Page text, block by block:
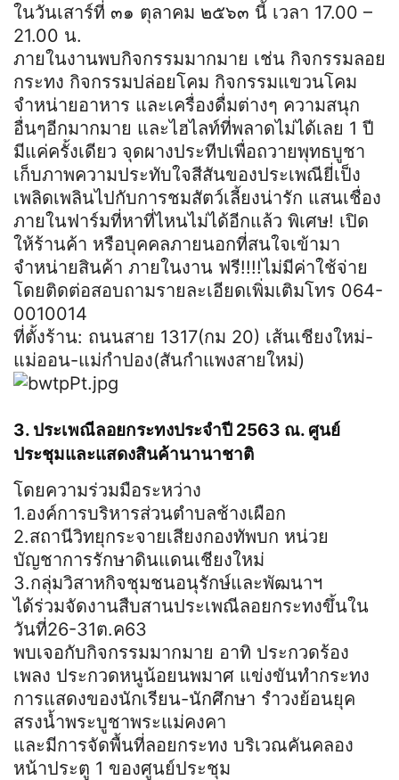
ในวันเสาร์ที่ ๓๑ ตุลาคม ๒๕๖๓ นี้ เวลา 17.00 –
21.00 น.
ภายในงานพบกิจกรรมมากมาย เช่น กิจกรรมลอย
กระทง กิจกรรมปล่อยโคม กิจกรรมแขวนโคม
จำหน่ายอาหาร และเครื่องดื่มต่างๆ ความสนุก
อื่นๆอีกมากมาย และไฮไลท์ที่พลาดไม่ได้เลย 1 ปี
มีแค่ครั้งเดียว จุดผางประทีปเพื่อถวายพุทธบูชา
เก็บภาพความประทับใจสีสันของประเพณียี่เป็ง
เพลิดเพลินไปกับการชมสัตว์เลี้ยงน่ารัก แสนเชื่อง
ภายในฟาร์มที่หาที่ไหนไม่ได้อีกแล้ว พิเศษ! เปิด
ให้ร้านค้า หรือบุคคลภายนอกที่สนใจเข้ามา
จำหน่ายสินค้า ภายในงาน ฟรี!!!!ไม่มีค่าใช้จ่าย
โดยติดต่อสอบถามรายละเอียดเพิ่มเติมโทร 064-
0010014
ที่ตั้งร้าน: ถนนสาย 1317(กม 20) เส้นเชียงใหม่-
แม่ออน-แม่กำปอง(สันกำแพงสายใหม่)
3. ประเพณีลอยกระทงประจำปี 2563 ณ. ศูนย์
ประชุมและแสดงสินค้านานาชาติ
โดยความร่วมมือระหว่าง
1.องค์การบริหารส่วนตำบลช้างเผือก
2.สถานีวิทยุกระจายเสียงกองทัพบก หน่วย
บัญชาการรักษาดินแดนเชียงใหม่
3.กลุ่มวิสาหกิจชุมชนอนุรักษ์และพัฒนาฯ
ได้ร่วมจัดงานสืบสานประเพณีลอยกระทงขึ้นใน
วันที่26-31ต.ค63
พบเจอกับกิจกรรมมากมาย อาทิ ประกวดร้อง
เพลง ประกวดหนูน้อยนพมาศ แข่งขันทำกระทง
การแสดงของนักเรียน-นักศึกษา รำวงย้อนยุค
สรงน้ำพระบูชาพระแม่คงคา
และมีการจัดพื้นที่ลอยกระทง บริเวณคันคลอง
หน้าประตู 1 ของศูนย์ประชุม